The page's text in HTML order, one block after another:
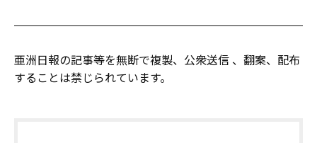
亜洲日報の記事等を無断で複製、公衆送信 、翻案、配布
することは禁じられています。